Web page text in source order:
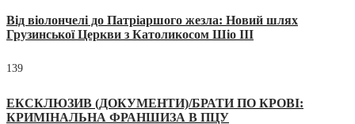
Від віолончелі до Патріаршого жезла: Новий шлях
Грузинської Церкви з Католикосом Шіо III
139
ЕКСКЛЮЗИВ (ДОКУМЕНТИ)/БРАТИ ПО КРОВІ:
КРИМІНАЛЬНА ФРАНШИЗА В ПЦУ